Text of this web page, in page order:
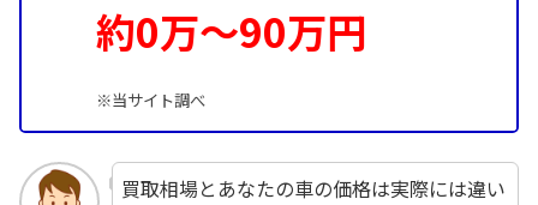
約0万～90万円
※当サイト調べ
買取相場とあなたの車の価格は実際には違い